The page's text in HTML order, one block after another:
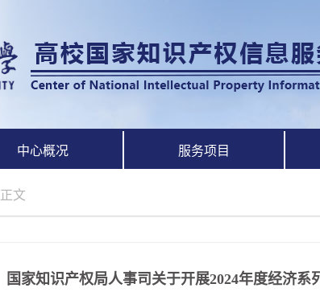
中心概况 服务项目
正文
国家知识产权局人事司关于开展2024年度经济